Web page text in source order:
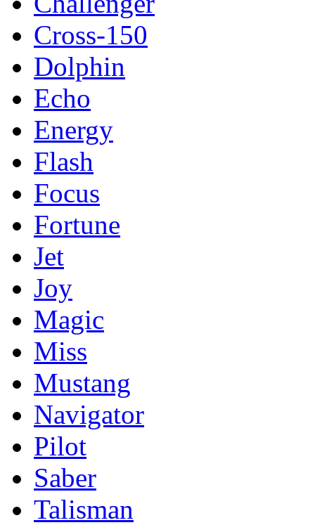
Cross-150
Dolphin
Echo
Energy
Flash
Focus
Fortune
Jet
Joy
Magic
Miss
Mustang
Navigator
Pilot
Saber
Talisman